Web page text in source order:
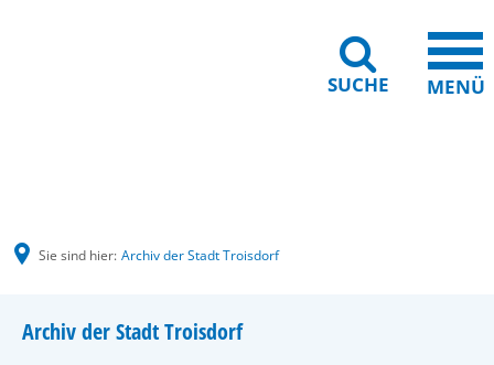
SUCHE MENÜ
Sie sind hier: Archiv der Stadt Troisdorf
Archiv der Stadt Troisdorf